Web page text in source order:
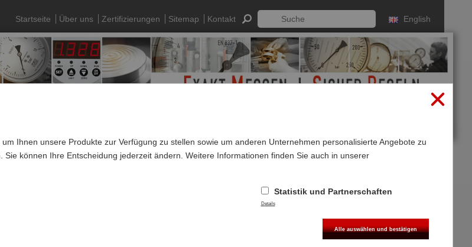
Startseite Über uns Zertifizierungen Sitemap Kontakt English
Registrieren
Anmelden
Ihnen unsere Produkte zur Verfügung zu stellen sowie um anderen Unternehmen personalisierte Angebote zu
können Ihre Entscheidung jederzeit ändern. Weitere Informationen finden Sie auch in unserer
Statistik und Partnerschaften
Details
Alle auswählen und bestätigen